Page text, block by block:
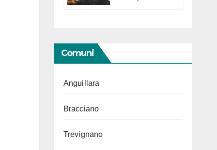
centro con due
Comuni
Anguillara
Bracciano
Trevignano